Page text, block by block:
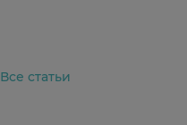
Все статьи